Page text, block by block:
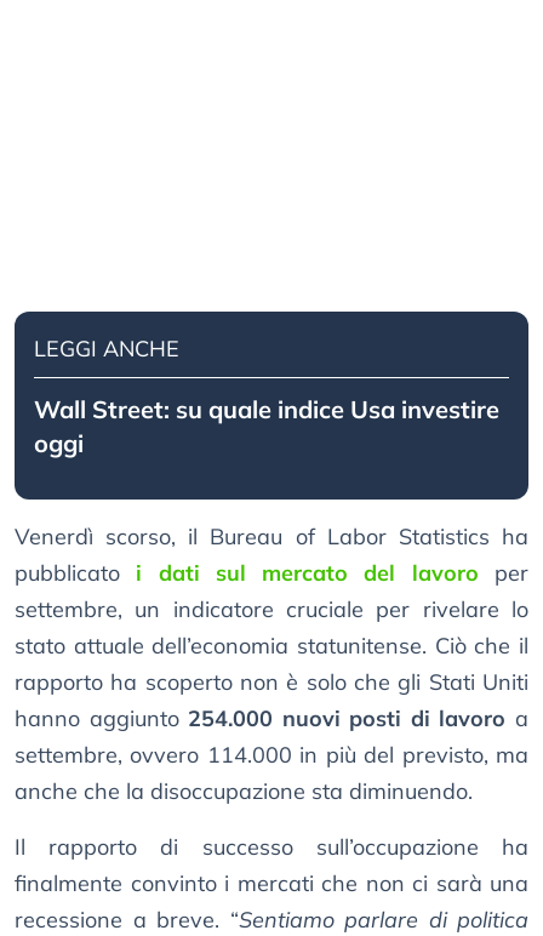
LEGGI ANCHE
Wall Street: su quale indice Usa investire
oggi
Venerdì scorso, il Bureau of Labor Statistics ha
pubblicato i dati sul mercato del lavoro per
settembre, un indicatore cruciale per rivelare lo
stato attuale dell’economia statunitense. Ciò che il
rapporto ha scoperto non è solo che gli Stati Uniti
hanno aggiunto 254.000 nuovi posti di lavoro a
settembre, ovvero 114.000 in più del previsto, ma
anche che la disoccupazione sta diminuendo.
Il rapporto di successo sull’occupazione ha
finalmente convinto i mercati che non ci sarà una
recessione a breve. “Sentiamo parlare di politica